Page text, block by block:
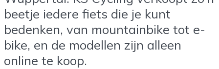
beetje iedere fiets die je kunt
bedenken, van mountainbike tot e-
bike, en de modellen zijn alleen
online te koop.